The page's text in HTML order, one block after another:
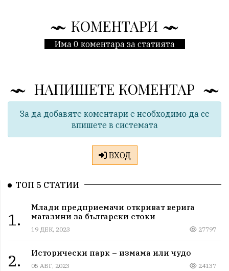
КОМЕНТАРИ
Има 0 коментара за статията
НАПИШЕТЕ КОМЕНТАР
За да добавяте коментари е необходимо да се
впишете в системата
ВХОД
ТОП 5 СТАТИИ
1.
Млади предприемачи откриват верига
магазини за български стоки
19 ДЕК, 2023 27797
2. Исторически парк – измама или чудо
05 АВГ, 2023 24137